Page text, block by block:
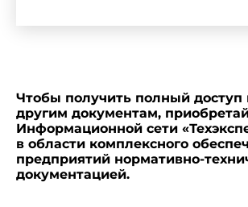
Чтобы получить полный доступ
другим документам,
Информационной сети
в области комплексного
предприятий нормативно-
документацией.